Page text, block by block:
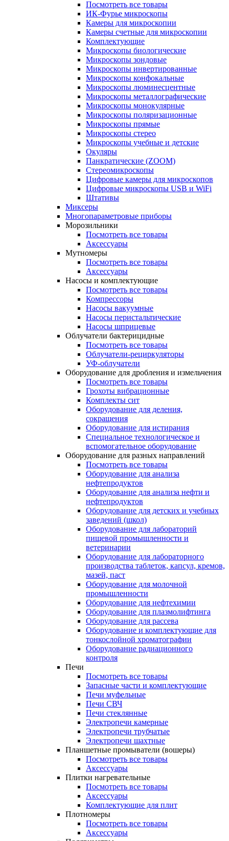
Посмотреть все товары
ИК-Фурье микроскопы
Камеры для микроскопии
Камеры счетные для микроскопии
Комплектующие
Микроскопы биологические
Микроскопы зондовые
Микроскопы инвертированные
Микроскопы конфокальные
Микроскопы люминесцентные
Микроскопы металлографические
Микроскопы монокулярные
Микроскопы поляризационные
Микроскопы прямые
Микроскопы стерео
Микроскопы учебные и детские
Окуляры
Панкратические (ZOOM)
Стереомикроскопы
Цифровые камеры для микроскопов
Цифровые микроскопы USB и WiFi
Штативы
Миксеры
Многопараметровые приборы
Морозильники
Посмотреть все товары
Аксессуары
Мутномеры
Посмотреть все товары
Аксессуары
Насосы и комплектующие
Посмотреть все товары
Компрессоры
Насосы вакуумные
Насосы перистальтические
Насосы шприцевые
Облучатели бактерицидные
Посмотреть все товары
Облучатели-рециркуляторы
УФ-облучатели
Оборудование для дробления и измельчения
Посмотреть все товары
Грохоты вибрационные
Комплекты сит
Оборудование для деления,
сокращения
Оборудование для истирания
Специальное технологическое и
вспомогательное оборудование
Оборудование для разных направлений
Посмотреть все товары
Оборудование для анализа
нефтепродуктов
Оборудование для анализа нефти и
нефтепродуктов
Оборудование для детских и учебных
заведений (школ)
Оборудование для лабораторий
пищевой промышленности и
ветеринарии
Оборудование для лабораторного
производства таблеток, капсул, кремов,
мазей, паст
Оборудование для молочной
промышленности
Оборудование для нефтехимии
Оборудование для плазмолифтинга
Оборудование для рассева
Оборудование и комплектующие для
тонкослойной хроматографии
Оборудование радиационного
контроля
Печи
Посмотреть все товары
Запасные части и комплектующие
Печи муфельные
Печи СВЧ
Печи стеклянные
Электропечи камерные
Электропечи трубчатые
Электропечи шахтные
Планшетные промыватели (вошеры)
Посмотреть все товары
Аксессуары
Плитки нагревательные
Посмотреть все товары
Аксессуары
Комплектующие для плит
Плотномеры
Посмотреть все товары
Аксессуары